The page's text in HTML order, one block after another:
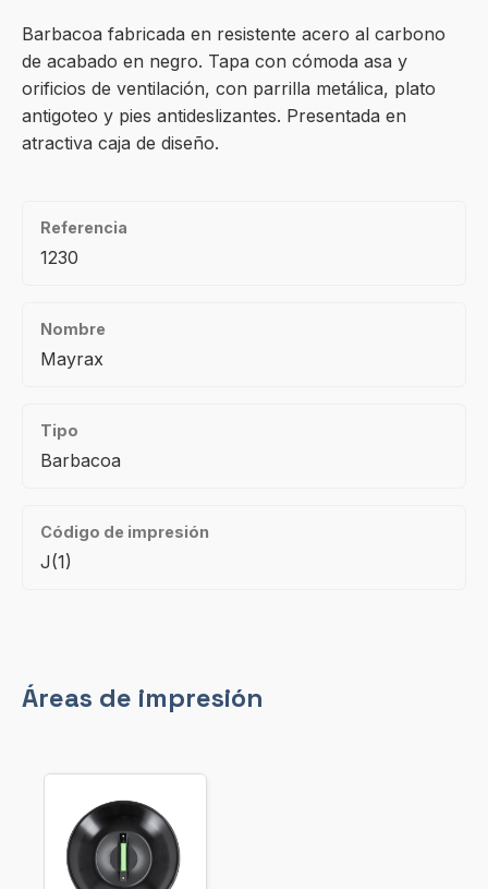
Barbacoa fabricada en resistente acero al carbono
de acabado en negro. Tapa con cómoda asa y
orificios de ventilación, con parrilla metálica, plato
antigoteo y pies antideslizantes. Presentada en
atractiva caja de diseño.
Referencia
1230
Nombre
Mayrax
Tipo
Barbacoa
Código de impresión
J(1)
Áreas de impresión